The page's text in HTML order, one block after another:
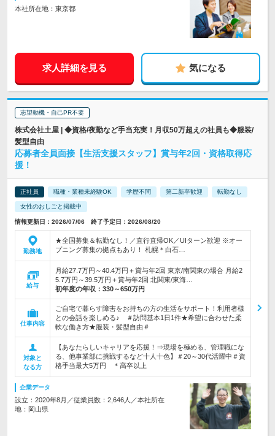
本社所在地：東京都
求人詳細を見る 気になる
志望動機・自己PR不要
株式会社土屋 | ◆資格/夜勤など手当充実！月収50万超えの社員も◆服装/
髪型自由
応募者全員面接【生活支援スタッフ】賞与年2回・資格取得応
援！
正社員 職種・業種未経験OK 学歴不問 第二新卒歓迎 転勤なし
女性のおしごと掲載中
情報更新日：2026/07/06 終了予定日：2026/08/20
勤務地
★全国募集＆転勤なし！／直行直帰OK／UIターン歓迎 ※オー
プニング募集の拠点もあり！ 札幌＊白石…
給与
月給27.7万円～40.4万円＋賞与年2回 東京/南関東の場合 月給2
5.7万円～39.5万円＋賞与年2回 北関東/東海…
初年度の年収： 330～650万円
仕事内容
ご自宅で暮らす障害をお持ちの方の生活をサポート！利用者様
との会話を楽しめる♪ ＃訪問基本1日1件★希望に合わせた柔
軟な働き方★服装・髪型自由＃
対象と
なる方
【あなたらしいキャリアを応援！⇒現場を極める、管理職にな
る、他事業部に挑戦するなど十人十色】＃20～30代活躍中＃資
格手当最大5万円 ＊高卒以上
企業データ
設立：2020年8月／従業員数：2,646人／本社所在
地：岡山県